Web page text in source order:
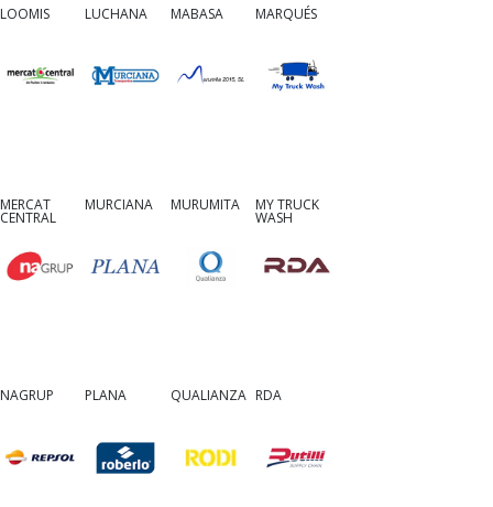
LOOMIS LUCHANA MABASA MARQUÉS
MERCAT
CENTRAL
MURCIANA MURUMITA MY TRUCK
WASH
NAGRUP PLANA QUALIANZA RDA